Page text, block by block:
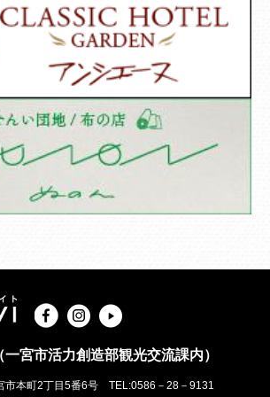
宮市活力創造部観光交流課内）
市本町2丁目5番6号 TEL:0586－28－9131